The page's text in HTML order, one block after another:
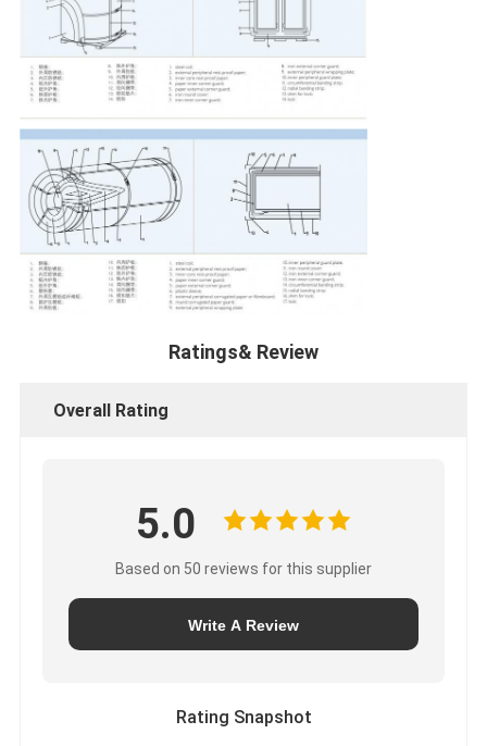
Ratings& Review
Overall Rating
5.0
Based on 50 reviews for this supplier
Write A Review
Rating Snapshot